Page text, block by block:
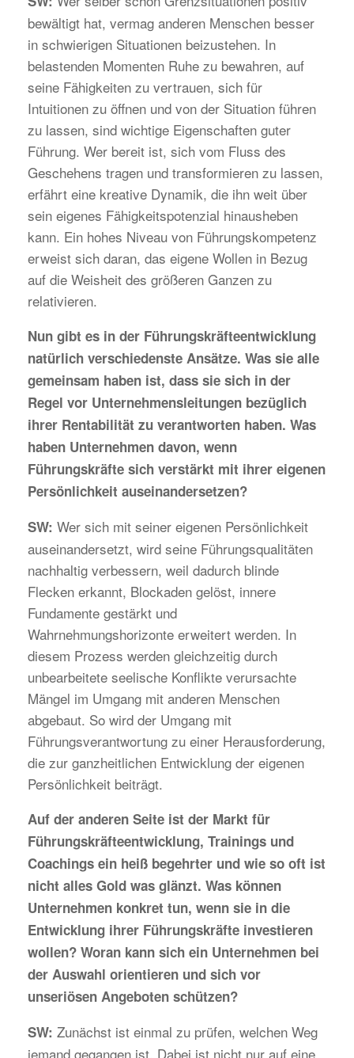
bewältigt hat, vermag anderen Menschen besser
in schwierigen Situationen beizustehen. In
belastenden Momenten Ruhe zu bewahren, auf
seine Fähigkeiten zu vertrauen, sich für
Intuitionen zu öffnen und von der Situation führen
zu lassen, sind wichtige Eigenschaften guter
Führung. Wer bereit ist, sich vom Fluss des
Geschehens tragen und transformieren zu lassen,
erfährt eine kreative Dynamik, die ihn weit über
sein eigenes Fähigkeitspotenzial hinausheben
kann. Ein hohes Niveau von Führungskompetenz
erweist sich daran, das eigene Wollen in Bezug
auf die Weisheit des größeren Ganzen zu
relativieren.
Nun gibt es in der Führungskräfteentwicklung
natürlich verschiedenste Ansätze. Was sie alle
gemeinsam haben ist, dass sie sich in der
Regel vor Unternehmensleitungen bezüglich
ihrer Rentabilität zu verantworten haben. Was
haben Unternehmen davon, wenn
Führungskräfte sich verstärkt mit ihrer eigenen
Persönlichkeit auseinandersetzen?
SW: Wer sich mit seiner eigenen Persönlichkeit
auseinandersetzt, wird seine Führungsqualitäten
nachhaltig verbessern, weil dadurch blinde
Flecken erkannt, Blockaden gelöst, innere
Fundamente gestärkt und
Wahrnehmungshorizonte erweitert werden. In
diesem Prozess werden gleichzeitig durch
unbearbeitete seelische Konflikte verursachte
Mängel im Umgang mit anderen Menschen
abgebaut. So wird der Umgang mit
Führungsverantwortung zu einer Herausforderung,
die zur ganzheitlichen Entwicklung der eigenen
Persönlichkeit beiträgt.
Auf der anderen Seite ist der Markt für
Führungskräfteentwicklung, Trainings und
Coachings ein heiß begehrter und wie so oft ist
nicht alles Gold was glänzt. Was können
Unternehmen konkret tun, wenn sie in die
Entwicklung ihrer Führungskräfte investieren
wollen? Woran kann sich ein Unternehmen bei
der Auswahl orientieren und sich vor
unseriösen Angeboten schützen?
SW: Zunächst ist einmal zu prüfen, welchen Weg
jemand gegangen ist. Dabei ist nicht nur auf eine